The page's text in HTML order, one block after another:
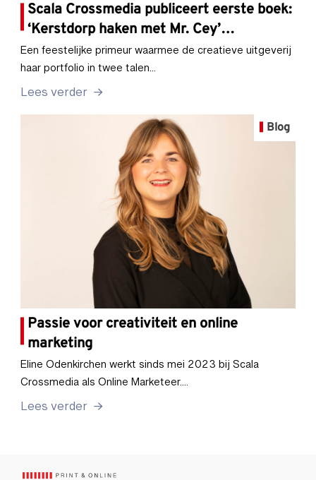
Scala Crossmedia publiceert eerste boek:
‘Kerstdorp haken met Mr. Cey’…
Een feestelijke primeur waarmee de creatieve uitgeverij
haar portfolio in twee talen…
Lees verder
Blog
Passie voor creativiteit en online
marketing
Eline Odenkirchen werkt sinds mei 2023 bij Scala
Crossmedia als Online Marketeer.…
Lees verder